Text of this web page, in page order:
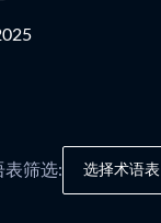
表筛选: 选择术语表